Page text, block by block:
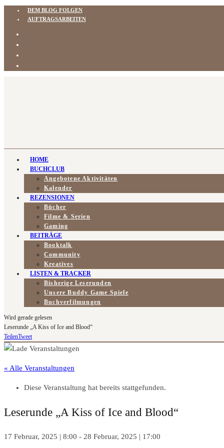
DEM BLOG FOLGEN
AUFTRAGSARBEITEN
HOME
BUCHCLUB
Angebotene Aktivitäten
Kalender
REZENSIONEN
Bücher
Filme & Serien
Gaming
BEITRÄGE
Booktalk
Community
Kreatives
LISTEN & TRACKER
Bisherige Leserunden
Unsere Buddy Game Spiele
Buchverfilmungen
Wird gerade gelesen
Leserunde „A Kiss of Ice and Blood“
TeilenTweet
« Alle Veranstaltungen
Diese Veranstaltung hat bereits stattgefunden.
Leserunde „A Kiss of Ice and Blood“
17 Februar, 2025 | 8:00 - 28 Februar, 2025 | 17:00